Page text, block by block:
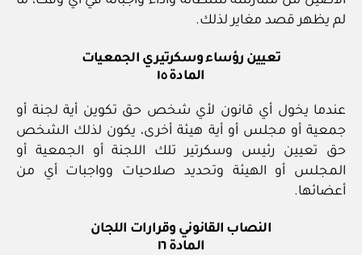
لم يظهر قصد مغاير لذلك.
تعيين رؤساء وسكرتيري الجمعيات
المادة ١٥
عندما يخول أي قانون لأي شخص حق تكوين أية لجنة أو
جمعية أو مجلس أو أية هيئة أخرى، يكون لذلك الشخص
حق تعيين رئيس وسكرتير تلك اللجنة أو الجمعية أو
المجلس أو الهيئة وتحديد صلاحيات وواجبات أي من
أعضائها.
النصاب القانوني وقرارات اللجان
المادة ١٦